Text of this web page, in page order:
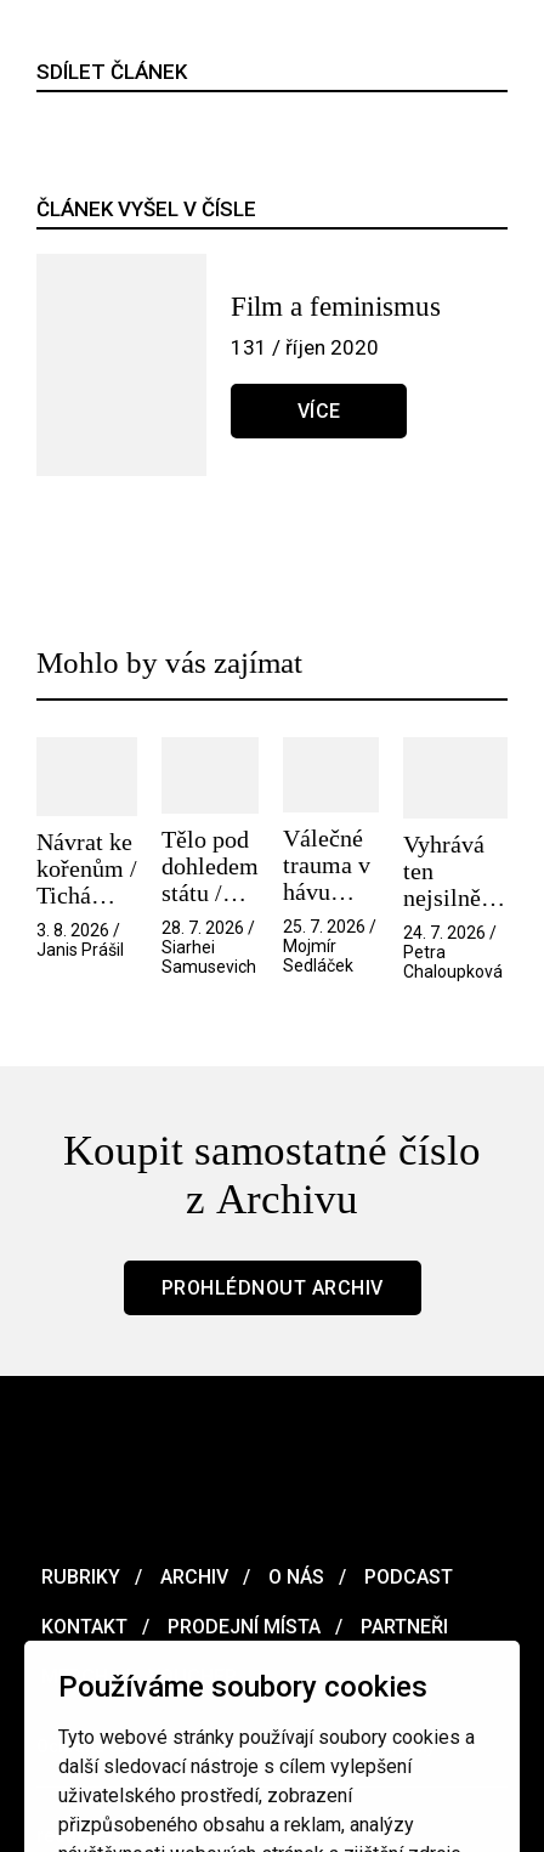
Používáme soubory cookies
Tyto webové stránky používají soubory cookies a
další sledovací nástroje s cílem vylepšení
uživatelského prostředí, zobrazení
přizpůsobeného obsahu a reklam, analýzy
SDÍLET ČLÁNEK
ČLÁNEK VYŠEL V ČÍSLE
Film a feminismus
131 / říjen 2020
VÍCE
Mohlo by vás zajímat
Návrat ke
kořenům /
Tichá
přítelkyně
3. 8. 2026 /
Janis Prášil
Tělo pod
dohledem
státu /
Pramen
28. 7. 2026 /
Siarhei
Samusevich
Válečné
trauma v
hávu
spektáklu
/ Odyssea
25. 7. 2026 /
Mojmír
Sedláček
Vyhrává
ten
nejsilnější
/ V nitru
manosféry
24. 7. 2026 /
Petra
Chaloupková
Koupit samostatné číslo
z Archivu
PROHLÉDNOUT ARCHIV
RUBRIKY ARCHIV O NÁS PODCAST
KONTAKT PRODEJNÍ MÍSTA PARTNEŘI
MERCH VOUCHER
Ochrana osobních údajů / Obchodní podmínky
redakce@cinepur.cz